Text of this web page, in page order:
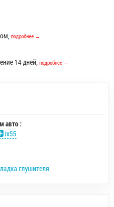
подробнее →
14 дней, подробнее →
авто :
ix55
глушителя